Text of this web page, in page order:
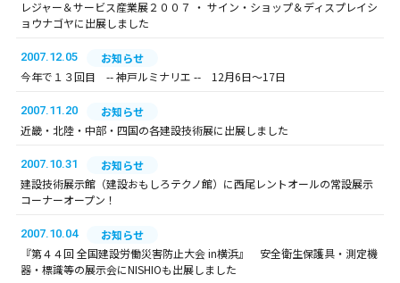
中部
九州・沖縄（外部）
レジャー＆サービス産業展２００７ ・ サイン・ショップ＆ディスプレイシ
ョウナゴヤに出展しました
2007.12.05
お知らせ
今年で１３回目 -- 神戸ルミナリエ -- 12月6日～17日
2007.11.20
お知らせ
近畿・北陸・中部・四国の各建設技術展に出展しました
2007.10.31
お知らせ
建設技術展示館（建設おもしろテクノ館）に西尾レントオールの常設展示
コーナーオープン！
2007.10.04
お知らせ
『第４４回 全国建設労働災害防止大会 in横浜』 安全衛生保護具・測定機
器・標識等の展示会にNISHIOも出展しました